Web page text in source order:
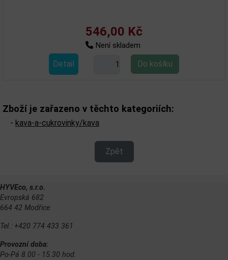
546,00 Kč
Není skladem
Detail
Zboží je zařazeno v těchto kategoriích:
- kava-a-cukrovinky/kava
Zpět
HYVEco, s.r.o.
Evropská 682
664 42 Modřice
Tel.: +420 774 433 361
Provozní doba:
Po-Pá 8.00 - 15.30 hod.